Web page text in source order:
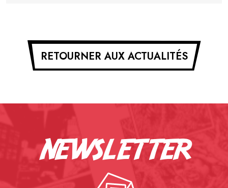
RETOURNER AUX ACTUALITÉS
newsletter